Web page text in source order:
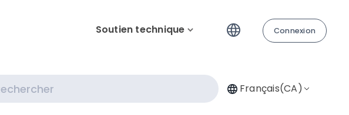
Soutien technique Connexion
Français(CA)